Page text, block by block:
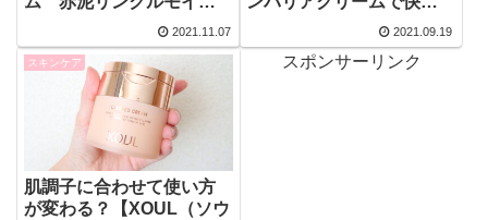
チャーをレビュー【乾燥
小じわ】
2021.11.07
な保湿ケアを始めよう！
【シカコスメ】
2021.09.19
スキンケア
肌調子に合わせて使い方
が変わる？【XOUL（ソウ
スポンサーリンク